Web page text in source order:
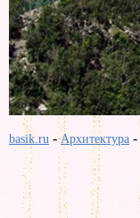
basik.ru -Архитектура -